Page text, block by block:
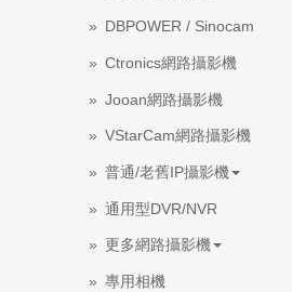
DBPOWER / Sinocam
Ctronics網路攝影機
Jooan網路攝影機
VStarCam網路攝影機
普通/老舊IP攝影機
通用型DVR/NVR
更多網路攝影機
專用相機